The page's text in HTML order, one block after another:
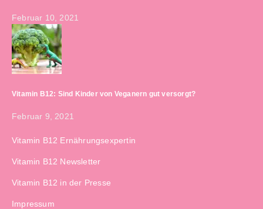
Februar 10, 2021
Vitamin B12: Sind Kinder von Veganern gut versorgt?
Februar 9, 2021
Vitamin B12 Ernährungsexpertin
Vitamin B12 Newsletter
Vitamin B12 in der Presse
Impressum